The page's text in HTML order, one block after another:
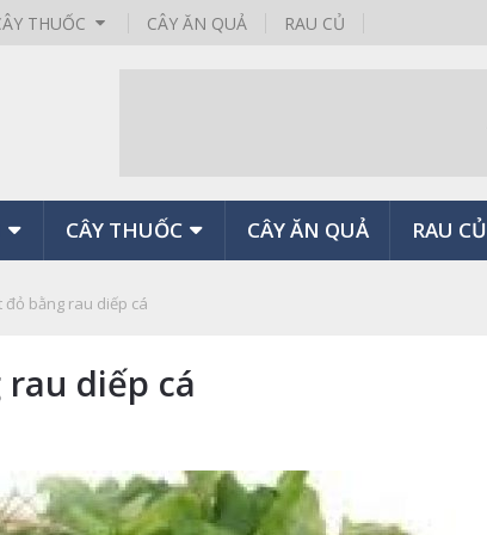
THUỐC CÂY ĂN QUẢ RAU CỦ
CÂY THUỐC CÂY ĂN QUẢ RAU CỦ
đỏ bằng rau diếp cá
diếp cá